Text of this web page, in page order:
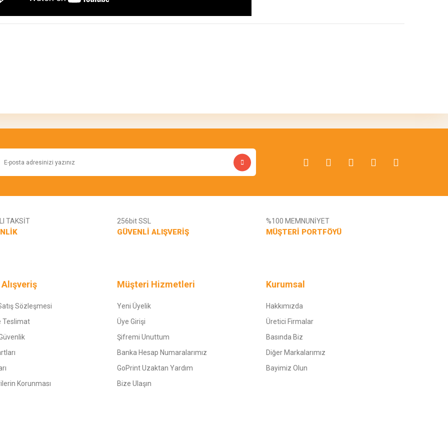
Yorum Yaz
TAKSİT 256bit SSL
GÜVENLİ ALIŞVERİŞ
%100 MEMNUNİYET
MÜŞTERİ PORTFÖYÜ
Sözleşmesi
Teslimat
Korunması
Müşteri Hizmetleri
Yeni Üyelik
Üye Girişi
Şifremi Unuttum
Banka Hesap Numaralarımız
GoPrint Uzaktan Yardım
Bize Ulaşın
Kurumsal
Hakkımızda
Üretici Firmalar
Basında Biz
Diğer Markalarımız
Bayimiz Olun